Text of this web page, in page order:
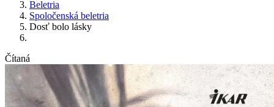
Beletria
Spoločenská beletria
Dosť bolo lásky
Čítaná